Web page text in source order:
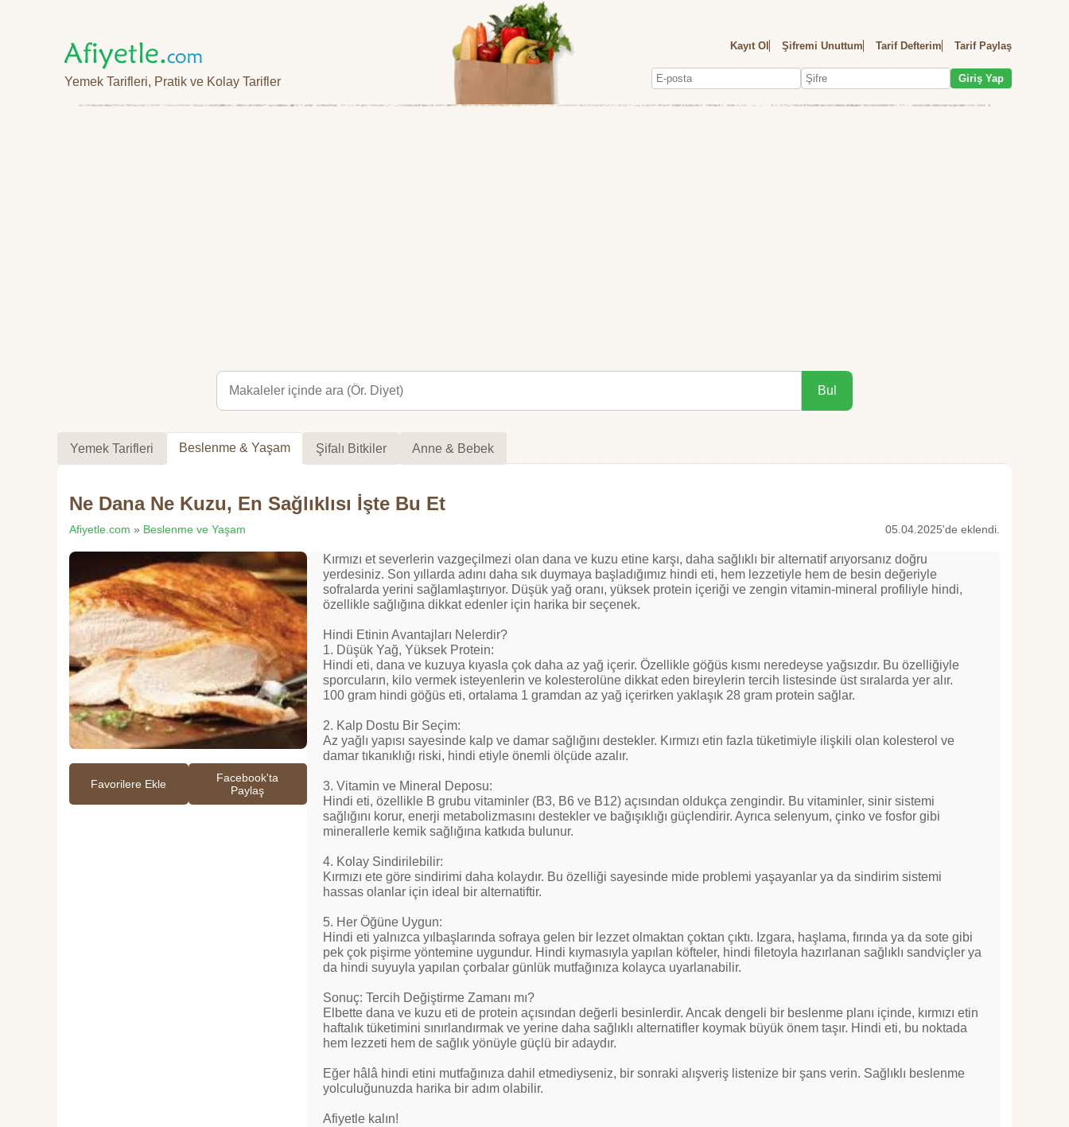
Yemek Tarifleri, Pratik ve Kolay Tarifler
Kayıt Ol Şifremi Unuttum Tarif Defterim Tarif Paylaş
Giriş Yap
Bul
Yemek Tarifleri Beslenme & Yaşam Şifalı Bitkiler Anne & Bebek
Ne Dana Ne Kuzu, En Sağlıklısı İşte Bu Et
Afiyetle.com » Beslenme ve Yaşam 05.04.2025'de eklendi.
Favorilere Ekle
Facebook'ta
Paylaş
Kırmızı et severlerin vazgeçilmezi olan dana ve kuzu etine karşı, daha sağlıklı bir alternatif arıyorsanız doğru
yerdesiniz. Son yıllarda adını daha sık duymaya başladığımız hindi eti, hem lezzetiyle hem de besin değeriyle
sofralarda yerini sağlamlaştırıyor. Düşük yağ oranı, yüksek protein içeriği ve zengin vitamin-mineral profiliyle hindi,
özellikle sağlığına dikkat edenler için harika bir seçenek.
Hindi Etinin Avantajları Nelerdir?
1. Düşük Yağ, Yüksek Protein:
Hindi eti, dana ve kuzuya kıyasla çok daha az yağ içerir. Özellikle göğüs kısmı neredeyse yağsızdır. Bu özelliğiyle
sporcuların, kilo vermek isteyenlerin ve kolesterolüne dikkat eden bireylerin tercih listesinde üst sıralarda yer alır.
100 gram hindi göğüs eti, ortalama 1 gramdan az yağ içerirken yaklaşık 28 gram protein sağlar.
2. Kalp Dostu Bir Seçim:
Az yağlı yapısı sayesinde kalp ve damar sağlığını destekler. Kırmızı etin fazla tüketimiyle ilişkili olan kolesterol ve
damar tıkanıklığı riski, hindi etiyle önemli ölçüde azalır.
3. Vitamin ve Mineral Deposu:
Hindi eti, özellikle B grubu vitaminler (B3, B6 ve B12) açısından oldukça zengindir. Bu vitaminler, sinir sistemi
sağlığını korur, enerji metabolizmasını destekler ve bağışıklığı güçlendirir. Ayrıca selenyum, çinko ve fosfor gibi
minerallerle kemik sağlığına katkıda bulunur.
4. Kolay Sindirilebilir:
Kırmızı ete göre sindirimi daha kolaydır. Bu özelliği sayesinde mide problemi yaşayanlar ya da sindirim sistemi
hassas olanlar için ideal bir alternatiftir.
5. Her Öğüne Uygun:
Hindi eti yalnızca yılbaşlarında sofraya gelen bir lezzet olmaktan çoktan çıktı. Izgara, haşlama, fırında ya da sote gibi
pek çok pişirme yöntemine uygundur. Hindi kıymasıyla yapılan köfteler, hindi filetoyla hazırlanan sağlıklı sandviçler ya
da hindi suyuyla yapılan çorbalar günlük mutfağınıza kolayca uyarlanabilir.
Sonuç: Tercih Değiştirme Zamanı mı?
Elbette dana ve kuzu eti de protein açısından değerli besinlerdir. Ancak dengeli bir beslenme planı içinde, kırmızı etin
haftalık tüketimini sınırlandırmak ve yerine daha sağlıklı alternatifler koymak büyük önem taşır. Hindi eti, bu noktada
hem lezzeti hem de sağlık yönüyle güçlü bir adaydır.
Eğer hâlâ hindi etini mutfağınıza dahil etmediyseniz, bir sonraki alışveriş listenize bir şans verin. Sağlıklı beslenme
yolculuğunuzda harika bir adım olabilir.
Afiyetle kalın!